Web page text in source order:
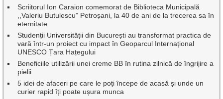
Scriitorul Ion Caraion comemorat de Biblioteca Municipală
,,Valeriu Butulescu” Petroșani, la 40 de ani de la trecerea sa în
eternitate
Studenții Universității din București au transformat practica de
vară într-un proiect cu impact în Geoparcul Internațional
UNESCO Țara Hațegului
Beneficiile utilizării unei creme BB în rutina zilnică de îngrijire a
pielii
5 idei de afaceri pe care le poți începe de acasă și unde un
curier rapid îți poate ușura munca